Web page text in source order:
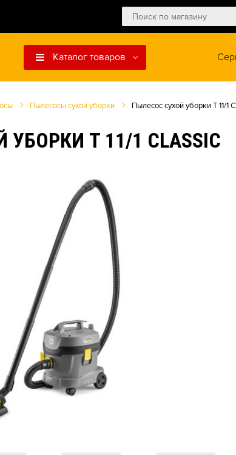
Каталог товаров
Пылесосы сухой уборки Пылесос сухой уборки T 11/1
T 11/1 CLASSIC